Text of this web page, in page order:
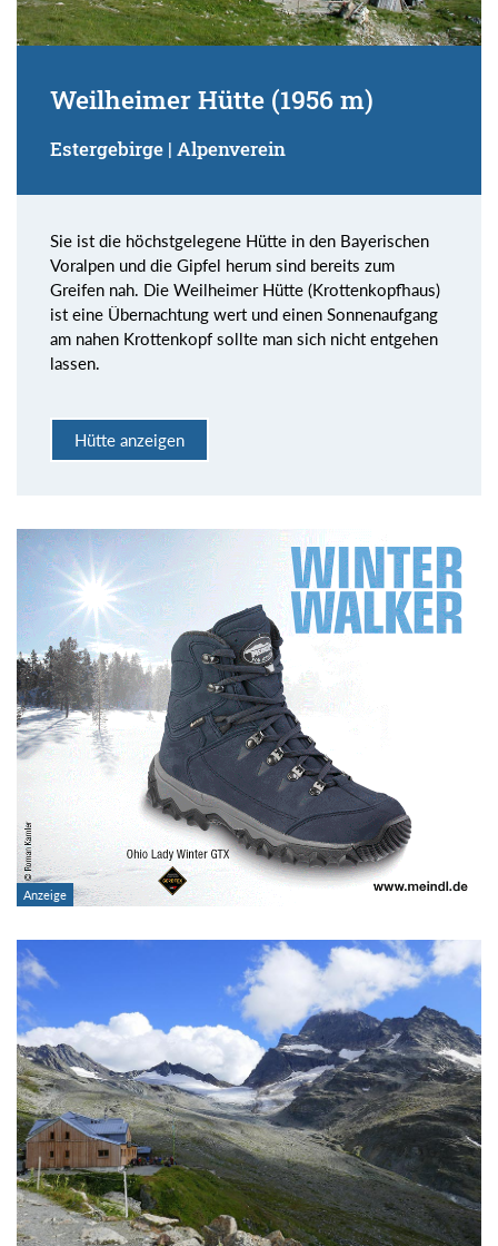
Weilheimer Hütte (1956 m)
Estergebirge | Alpenverein
Sie ist die höchstgelegene Hütte in den Bayerischen
Voralpen und die Gipfel herum sind bereits zum
Greifen nah. Die Weilheimer Hütte (Krottenkopfhaus)
ist eine Übernachtung wert und einen Sonnenaufgang
am nahen Krottenkopf sollte man sich nicht entgehen
lassen.
Hütte anzeigen